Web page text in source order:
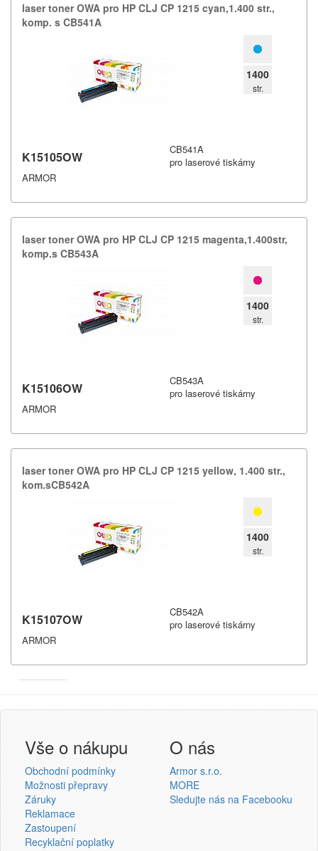
laser toner OWA pro HP CLJ CP 1215 cyan,​1.​400 str.​,​
komp.​ s CB541A
1400
str.
K15105OW
ARMOR
CB541A
pro laserové tiskárny
laser toner OWA pro HP CLJ CP 1215 magenta,​1.​400str,​
komp.​s CB543A
1400
str.
K15106OW
ARMOR
CB543A
pro laserové tiskárny
laser toner OWA pro HP CLJ CP 1215 yellow,​ 1.​400 str.​,​
kom.​sCB542A
1400
str.
K15107OW
ARMOR
CB542A
pro laserové tiskárny
Přihlášení uživatele
Přihlásit se
Vše o nákupu
Obchodní podmínky
Možnosti přepravy
Záruky
Reklamace
Zastoupení
Recyklační poplatky
O nás
Armor s.r.o.
MORE
Sledujte nás na Facebooku